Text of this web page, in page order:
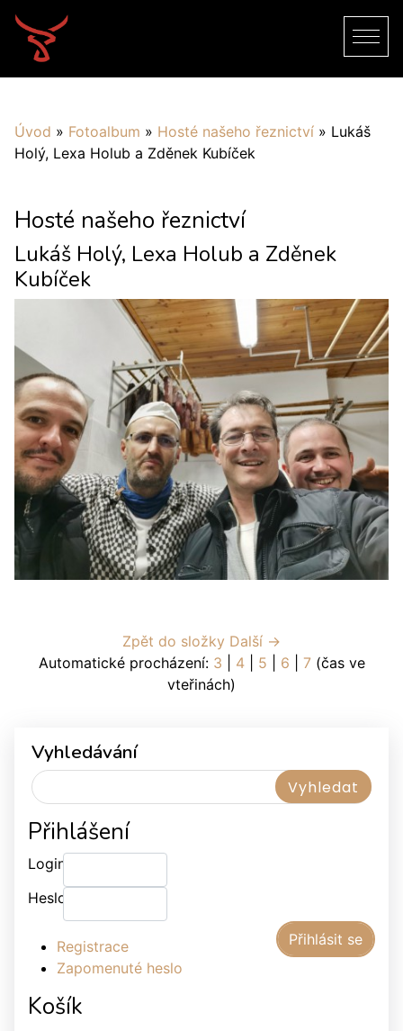
Úvod » Fotoalbum » Hosté našeho řeznictví » Lukáš
Holý, Lexa Holub a Zděnek Kubíček
Hosté našeho řeznictví
Lukáš Holý, Lexa Holub a Zděnek
Kubíček
Zpět do složky Další →
Automatické procházení: 3 4| 5 6 7(čas ve
vteřinách)
Vyhledávání
Přihlášení
Login:
Heslo:
Registrace
Zapomenuté heslo
Košík